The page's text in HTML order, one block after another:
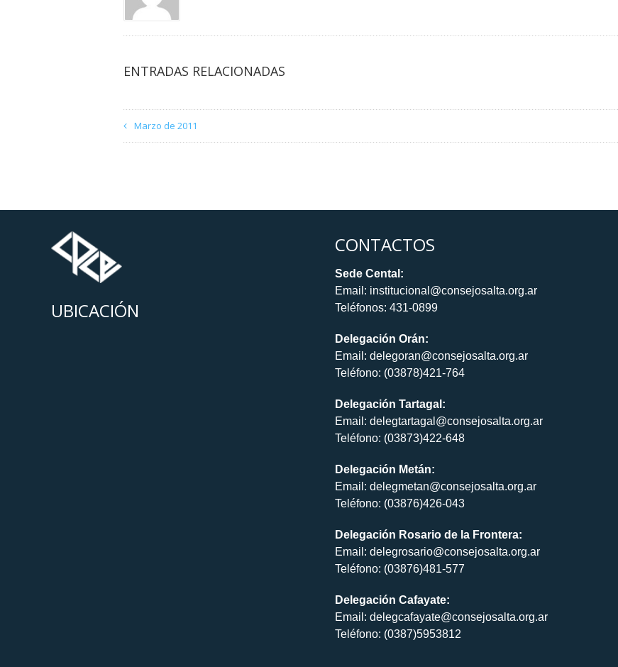
ENTRADAS RELACIONADAS
Marzo de 2011
UBICACIÓN
CONTACTOS
Sede Cental:
Email: institucional@consejosalta.org.ar
Teléfonos: 431-0899
Delegación Orán:
Email: delegoran@consejosalta.org.ar
Teléfono: (03878)421-764
Delegación Tartagal:
Email: delegtartagal@consejosalta.org.ar
Teléfono: (03873)422-648
Delegación Metán:
Email: delegmetan@consejosalta.org.ar
Teléfono: (03876)426-043
Delegación Rosario de la Frontera:
Email: delegrosario@consejosalta.org.ar
Teléfono: (03876)481-577
Delegación Cafayate:
Email: delegcafayate@consejosalta.org.ar
Teléfono: (0387)5953812